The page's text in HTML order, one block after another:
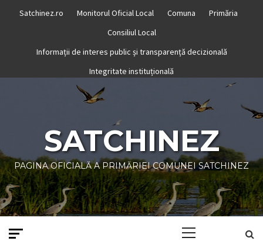
Satchinez.ro Monitorul Oficial Local Comuna
Primăria
Consiliul Local
Informații de interes public și transparență decizională
Integritate instituțională
SATCHINEZ
PAGINA OFICIALĂ A PRIMĂRIEI COMUNEI SATCHINEZ